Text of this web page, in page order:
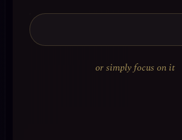
or simply focus on it